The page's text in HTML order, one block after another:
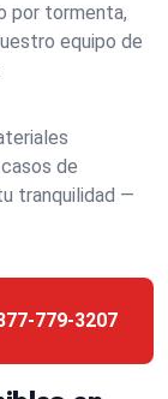
por tormenta,
equipo de
de
tranquilidad —
779-3207